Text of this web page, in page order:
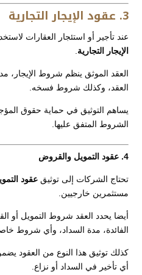
3. عقود الإيجار التجارية
عند تأجير أو استئجار العقارات
الإيجار التجارية
العقد الموثق ينظم شروط الإيجار،
العقد، وكذلك شروط فسخه.
يساهم التوثيق في حماية حقوق
الشروط المتفق عليها.
4. عقود التمويل والقروض
تحتاج الشركات إلى توثيق عقود
مستثمرين خارجيين.
أيضا يحدد العقد شروط التمويل أو
الفائدة، مدة السداد، وأي شروط
كذلك توثيق هذا النوع من العقود
أي تأخير في السداد أو نزاع.